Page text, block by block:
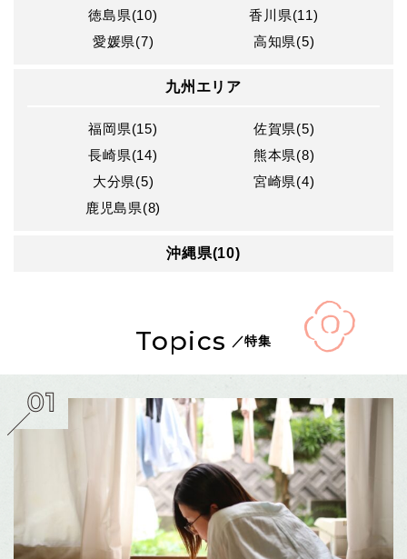
徳島県(10)
香川県(11)
愛媛県(7)
高知県(5)
九州エリア
福岡県(15)
佐賀県(5)
長崎県(14)
熊本県(8)
大分県(5)
宮崎県(4)
鹿児島県(8)
沖縄県(10)
Topics ／特集